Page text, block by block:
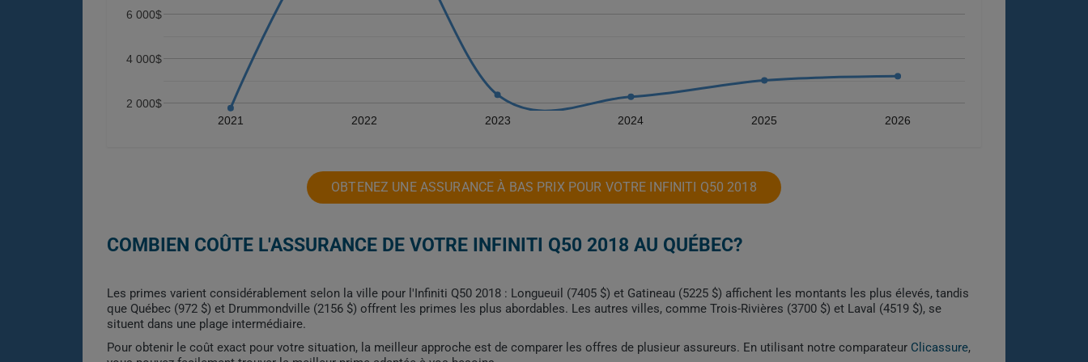
2021 2022 2023 2024 2025 2026
2 000$
4 000$
6 000$
OBTENEZ UNE ASSURANCE À BAS PRIX POUR VOTRE INFINITI Q50 2018
COMBIEN COÛTE L'ASSURANCE DE VOTRE INFINITI Q50 2018 AU QUÉBEC?
Les primes varient considérablement selon la ville pour l'Infiniti Q50 2018 : Longueuil (7405 $) et Gatineau (5225 $) affichent les montants les plus élevés, tandis
que Québec (972 $) et Drummondville (2156 $) offrent les primes les plus abordables. Les autres villes, comme Trois-Rivières (3700 $) et Laval (4519 $), se
situent dans une plage intermédiaire.
Pour obtenir le coût exact pour votre situation, la meilleur approche est de comparer les offres de plusieur assureurs. En utilisant notre comparateur Clicassure,